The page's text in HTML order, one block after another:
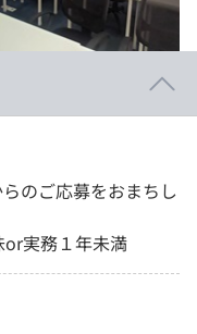
のご応募をおまちし
実務１年未満